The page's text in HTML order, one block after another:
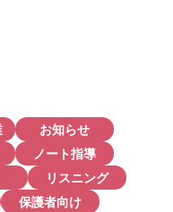
お知らせ
ノート指導
リスニング
保護者向け